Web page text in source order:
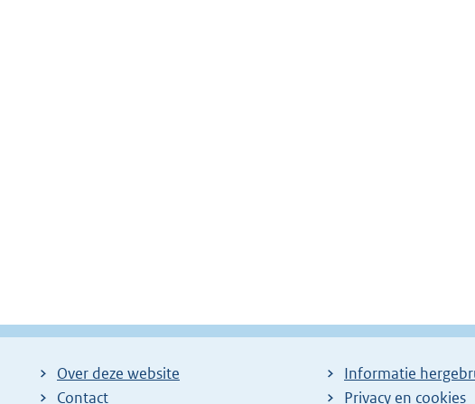
Over deze website
Contact
Informatie
Privacy en cookies